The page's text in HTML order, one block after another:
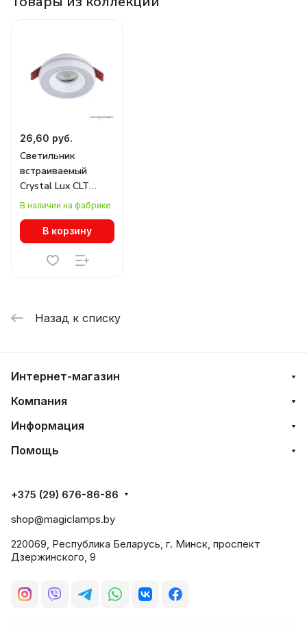
26,60 руб.
Светильник
встраиваемый
Crystal Lux CLT
064C1 WH
В наличии на фабрике
В корзину
Назад к списку
Интернет-магазин
Компания
Информация
Помощь
+375 (29) 676-86-86
shop@magiclamps.by
220069, Республика Беларусь, г. Минск, проспект
Дзержинского, 9